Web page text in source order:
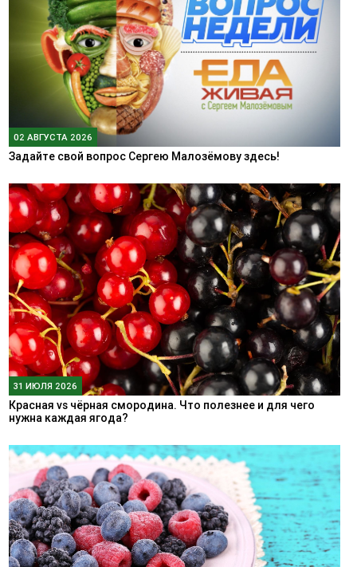
02 АВГУСТА 2026
Задайте свой вопрос Сергею Малозёмову здесь!
31 ИЮЛЯ 2026
Красная vs чёрная смородина. Что полезнее и для чего
нужна каждая ягода?